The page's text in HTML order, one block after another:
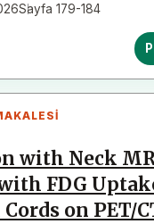
Sayfa 179-184
with Neck
FDG
on PET/